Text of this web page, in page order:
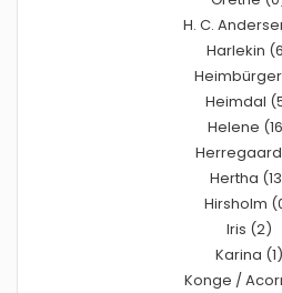
H. C.
Harlekin
Heimbürger
Heimdal
Helene
Herregaard
Hertha
Hirsholm
Iris (2)
Karina (1)
Konge /